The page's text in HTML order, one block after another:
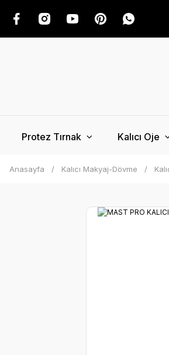
Protez Tırnak Kalıcı Oje
Anasayfa Kalıcı Makyaj-Dövme